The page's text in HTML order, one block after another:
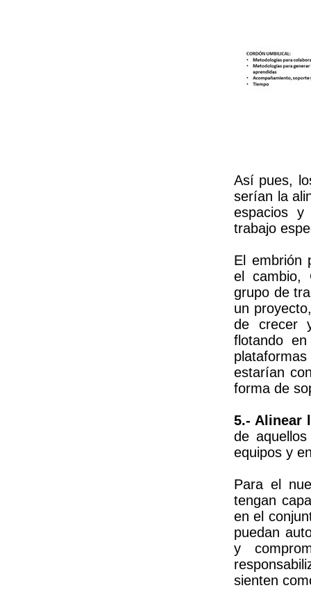
Así pues,
serían la
espacios
trabajo
El embrión
el cambio,
grupo de
un
de crecer
flotando
estarían
forma de
5.- Alinear
de
equipos y
Para el
tengan
en el
puedan
y
sienten